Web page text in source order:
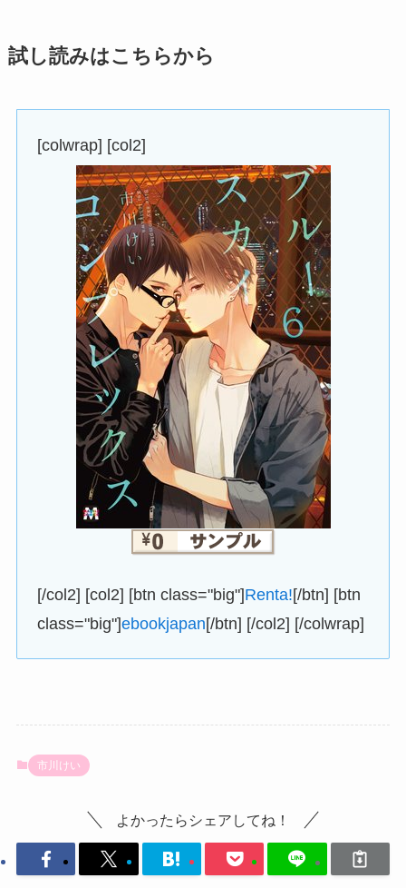
試し読みはこちらから
[colwrap] [col2]
[/col2] [col2] [btn class="big"]Renta![/btn] [btn
class="big"]ebookjapan[/btn] [/col2] [/colwrap]
市川けい
よかったらシェアしてね！